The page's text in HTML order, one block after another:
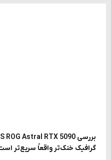
گرافیک خنک‌تر واقعاً سریع‌تر